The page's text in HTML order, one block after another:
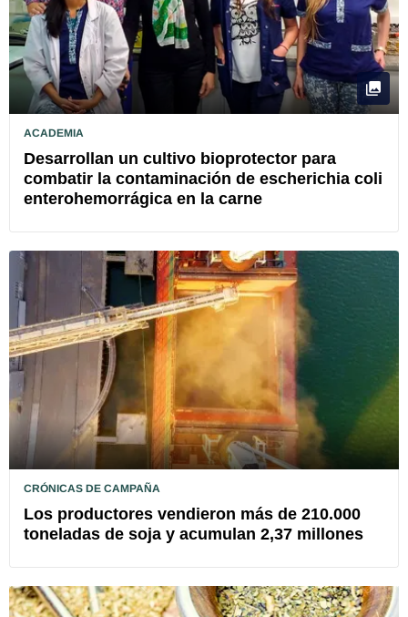
ACADEMIA
Desarrollan un cultivo bioprotector para
combatir la contaminación de escherichia coli
enterohemorrágica en la carne
CRÓNICAS DE CAMPAÑA
Los productores vendieron más de 210.000
toneladas de soja y acumulan 2,37 millones